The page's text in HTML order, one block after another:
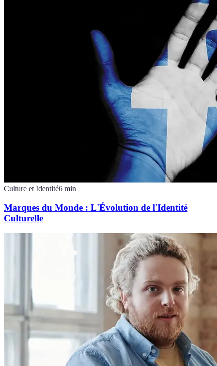
Culture et Identité6 min
Marques du Monde : L'Évolution de l'Identité
Culturelle